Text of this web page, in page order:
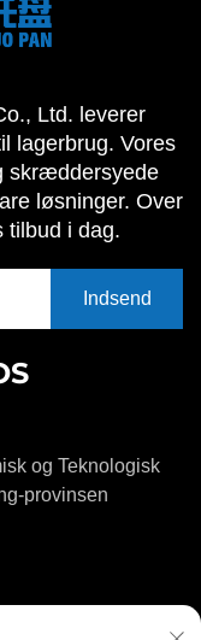
Ltd. leverer
lagerbrug. Vores
skræddersyede
løsninger. Over
tilbud i dag.
og Teknologisk
provinsen